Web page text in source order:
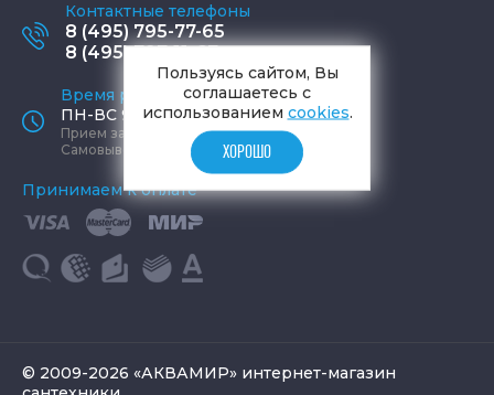
Контактные телефоны
8 (495) 795-77-65
8 (495) 797-11-67
Время работы офиса
ПН-ВС 9:00 - 19:00
Прием заказов круглосуточно
Самовывоз ПН-СБ 9-19, ВС 12-17
Принимаем к оплате
© 2009-2026 «АКВАМИР» интернет-магазин
Пользуясь сайтом, Вы
соглашаетесь с
использованием cookies.
ХОРОШО